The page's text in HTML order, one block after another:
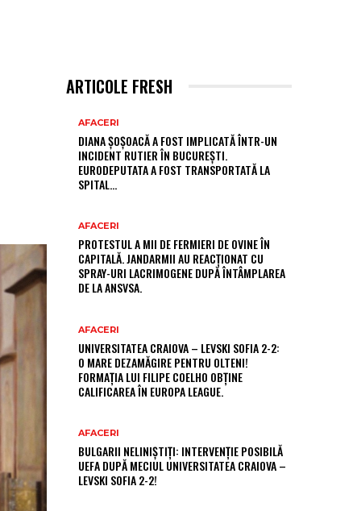
ARTICOLE FRESH
AFACERI
DIANA ȘOȘOACĂ A FOST IMPLICATĂ ÎNTR-UN
INCIDENT RUTIER ÎN BUCUREȘTI.
EURODEPUTATA A FOST TRANSPORTATĂ LA
SPITAL…
AFACERI
PROTESTUL A MII DE FERMIERI DE OVINE ÎN
CAPITALĂ. JANDARMII AU REACȚIONAT CU
SPRAY-URI LACRIMOGENE DUPĂ ÎNTÂMPLAREA
DE LA ANSVSA.
AFACERI
UNIVERSITATEA CRAIOVA – LEVSKI SOFIA 2-2:
O MARE DEZAMĂGIRE PENTRU OLTENI!
FORMAȚIA LUI FILIPE COELHO OBȚINE
CALIFICAREA ÎN EUROPA LEAGUE.
AFACERI
BULGARII NELINIȘTIȚI: INTERVENȚIE POSIBILĂ
UEFA DUPĂ MECIUL UNIVERSITATEA CRAIOVA –
LEVSKI SOFIA 2-2!